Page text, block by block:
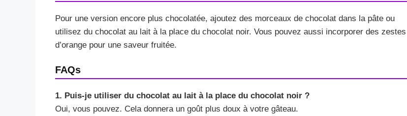
Pour une version encore plus chocolatée, ajoutez des morceaux de chocolat dans la pâte ou
utilisez du chocolat au lait à la place du chocolat noir. Vous pouvez aussi incorporer des zestes
d’orange pour une saveur fruitée.
FAQs
1. Puis-je utiliser du chocolat au lait à la place du chocolat noir ?
Oui, vous pouvez. Cela donnera un goût plus doux à votre gâteau.